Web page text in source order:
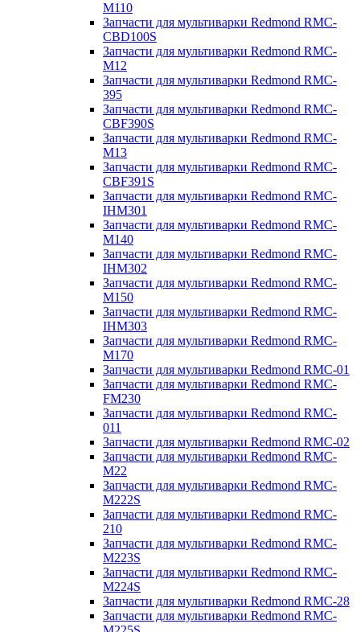
M110
Запчасти для мультиварки Redmond RMC-
CBD100S
Запчасти для мультиварки Redmond RMC-
M12
Запчасти для мультиварки Redmond RMC-
395
Запчасти для мультиварки Redmond RMC-
CBF390S
Запчасти для мультиварки Redmond RMC-
M13
Запчасти для мультиварки Redmond RMC-
CBF391S
Запчасти для мультиварки Redmond RMC-
IHM301
Запчасти для мультиварки Redmond RMC-
M140
Запчасти для мультиварки Redmond RMC-
IHM302
Запчасти для мультиварки Redmond RMC-
M150
Запчасти для мультиварки Redmond RMC-
IHM303
Запчасти для мультиварки Redmond RMC-
M170
Запчасти для мультиварки Redmond RMC-01
Запчасти для мультиварки Redmond RMC-
FM230
Запчасти для мультиварки Redmond RMC-
011
Запчасти для мультиварки Redmond RMC-02
Запчасти для мультиварки Redmond RMC-
M22
Запчасти для мультиварки Redmond RMC-
M222S
Запчасти для мультиварки Redmond RMC-
210
Запчасти для мультиварки Redmond RMC-
M223S
Запчасти для мультиварки Redmond RMC-
M224S
Запчасти для мультиварки Redmond RMC-28
Запчасти для мультиварки Redmond RMC-